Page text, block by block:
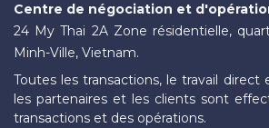
Centre de négociation et
24 My Thai 2A Zone résidentielle,
Minh-Ville, Vietnam.
Toutes les transactions, le travail direct
les partenaires et les clients sont
transactions et des opérations.